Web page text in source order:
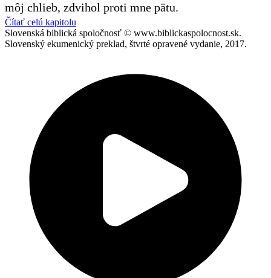
môj chlieb, zdvihol proti mne pätu.
Čítať celú kapitolu
Slovenská biblická spoločnosť © www.biblickaspolocnost.sk.
Slovenský ekumenický preklad, štvrté opravené vydanie, 2017.